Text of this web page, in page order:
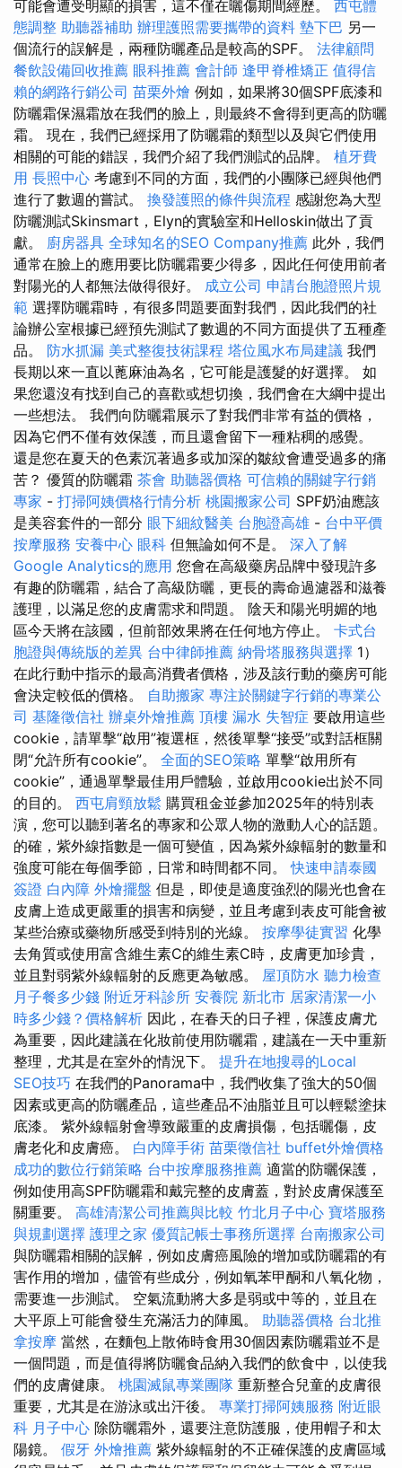
可能會遭受明顯的損害，這不僅在曬傷期間經歷。 西屯體
態調整 助聽器補助 辦理護照需要攜帶的資料 墊下巴 另一
個流行的誤解是，兩種防曬產品是較高的SPF。 法律顧問
餐飲設備回收推薦 眼科推薦 會計師 逢甲脊椎矯正 值得信
賴的網路行銷公司 苗栗外燴 例如，如果將30個SPF底漆和
防曬霜保濕霜放在我們的臉上，則最終不會得到更高的防曬
霜。 現在，我們已經採用了防曬霜的類型以及與它們使用
相關的可能的錯誤，我們介紹了我們測試的品牌。 植牙費
用 長照中心 考慮到不同的方面，我們的小團隊已經與他們
進行了數週的嘗試。 換發護照的條件與流程 感謝您為大型
防曬測試Skinsmart，Elyn的實驗室和Helloskin做出了貢
獻。 廚房器具 全球知名的SEO Company推薦 此外，我們
通常在臉上的應用要比防曬霜要少得多，因此任何使用前者
對陽光的人都無法做得很好。 成立公司 申請台胞證照片規
範 選擇防曬霜時，有很多問題要面對我們，因此我們的社
論辦公室根據已經預先測試了數週的不同方面提供了五種產
品。 防水抓漏 美式整復技術課程 塔位風水布局建議 我們
長期以來一直以蓖麻油為名，它可能是護髮的好選擇。 如
果您還沒有找到自己的喜歡或想切換，我們會在大綱中提出
一些想法。 我們向防曬霜展示了對我們非常有益的價格，
因為它們不僅有效保護，而且還會留下一種粘稠的感覺。
還是您在夏天的色素沉著過多或加深的皺紋會遭受過多的痛
苦？ 優質的防曬霜 茶會 助聽器價格 可信賴的關鍵字行銷
專家 - 打掃阿姨價格行情分析 桃園搬家公司 SPF奶油應該
是美容套件的一部分 眼下細紋醫美 台胞證高雄 - 台中平價
按摩服務 安養中心 眼科 但無論如何不是。 深入了解
Google Analytics的應用 您會在高級藥房品牌中發現許多
有趣的防曬霜，結合了高級防曬，更長的壽命過濾器和滋養
護理，以滿足您的皮膚需求和問題。 陰天和陽光明媚的地
區今天將在該國，但前部效果將在任何地方停止。 卡式台
胞證與傳統版的差異 台中律師推薦 納骨塔服務與選擇 1）
在此行動中指示的最高消費者價格，涉及該行動的藥房可能
會決定較低的價格。 自助搬家 專注於關鍵字行銷的專業公
司 基隆徵信社 辦桌外燴推薦 頂樓 漏水 失智症 要啟用這些
cookie，請單擊“啟用”複選框，然後單擊“接受”或對話框關
閉“允許所有cookie”。 全面的SEO策略 單擊“啟用所有
cookie”，通過單擊最佳用戶體驗，並啟用cookie出於不同
的目的。 西屯肩頸放鬆 購買租金並參加2025年的特別表
演，您可以聽到著名的專家和公眾人物的激動人心的話題。
的確，紫外線指數是一個可變值，因為紫外線輻射的數量和
強度可能在每個季節，日常和時間都不同。快速申請泰國
簽證 白內障 外燴擺盤 但是，即使是適度強烈的陽光也會在
皮膚上造成更嚴重的損害和病變，並且考慮到表皮可能會被
某些治療或藥物所感受到特別的光線。 按摩學徒實習 化學
去角質或使用富含維生素C的維生素C時，皮膚更加珍貴，
並且對弱紫外線輻射的反應更為敏感。 屋頂防水 聽力檢查
月子餐多少錢 附近牙科診所 安養院 新北市 居家清潔一小
時多少錢？價格解析 因此，在春天的日子裡，保護皮膚尤
為重要，因此建議在化妝前使用防曬霜，建議在一天中重新
整理，尤其是在室外的情況下。 提升在地搜尋的Local
SEO技巧 在我們的Panorama中，我們收集了強大的50個
因素或更高的防曬產品，這些產品不油脂並且可以輕鬆塗抹
底漆。 紫外線輻射會導致嚴重的皮膚損傷，包括曬傷，皮
膚老化和皮膚癌。 白內障手術 苗栗徵信社 buffet外燴價格
成功的數位行銷策略 台中按摩服務推薦 適當的防曬保護，
例如使用高SPF防曬霜和戴完整的皮膚蓋，對於皮膚保護至
關重要。 高雄清潔公司推薦與比較 竹北月子中心 寶塔服務
與規劃選擇 護理之家 優質記帳士事務所選擇 台南搬家公司
與防曬霜相關的誤解，例如皮膚癌風險的增加或防曬霜的有
害作用的增加，儘管有些成分，例如氧苯甲酮和八氧化物，
需要進一步測試。 空氣流動將大多是弱或中等的，並且在
大平原上可能會發生充滿活力的陣風。 助聽器價格 台北推
拿按摩 當然，在麵包上散佈時食用30個因素防曬霜並不是
一個問題，而是值得將防曬食品納入我們的飲食中，以使我
們的皮膚健康。 桃園滅鼠專業團隊 重新整合兒童的皮膚很
重要，尤其是在游泳或出汗後。 專業打掃阿姨服務 附近眼
科 月子中心 除防曬霜外，還要注意防護服，使用帽子和太
陽鏡。 假牙 外燴推薦 紫外線輻射的不正確保護的皮膚區域